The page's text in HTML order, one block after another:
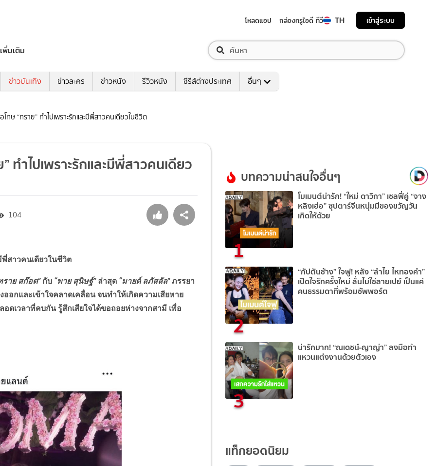
โหลดแอป กล่องทรูไอดี ทีวี TH เข้าสู่ระบบ
เพิ่มเติม
ข่าวบันเทิง ข่าวละคร ข่าวหนัง รีวิวหนัง ซีรีส์ต่างประเทศ อื่นๆ
ทษ “ทราย” ทำไปเพราะรักและมีพี่สาวคนเดียวในชีวิต
ทำไปเพราะรักและมีพี่สาวคนเดียว
104
พี่สาวคนเดียวในชีวิต
ราย สก๊อต” กับ “พาย สุนิษฐ์”ล่าสุด “มายด์ ลภัสลัล"ภรรยา
กและเข้าใจคลาดเคลื่อน จนทำให้เกิดความเสียหาย
ดเวลาที่คบกัน รู้สึกเสียใจได้ขอถอยห่างจากสามี เพื่อ
บทความน่าสนใจอื่นๆ
1
โมเมนต์น่ารัก! “ใหม่ ดาวิกา” เซลฟี่คู่ “จาง
หลิงเฮ่อ” ซุปตาร์จีนหนุ่มมีของขวัญวัน
เกิดให้ด้วย
2
“กัปตันช้าง” ใจฟู! หลัง “ลำไย ไหทองคำ”
เปิดใจรักครั้งใหม่ ลั่นไม่ใช่สายเปย์ เป็นแค่
คนธรรมดาที่พร้อมซัพพอร์ต
3
น่ารักมาก! “ณเดชน์-ญาญ่า” ลงมือทำ
แหวนแต่งงานด้วยตัวเอง
แท็กยอดนิยม